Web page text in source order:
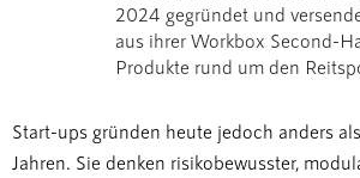
2024 gegründet und
aus ihrer Workbox Second-
Produkte rund um den
Start-ups gründen heute jedoch anders
Jahren. Sie denken risikobewusster,